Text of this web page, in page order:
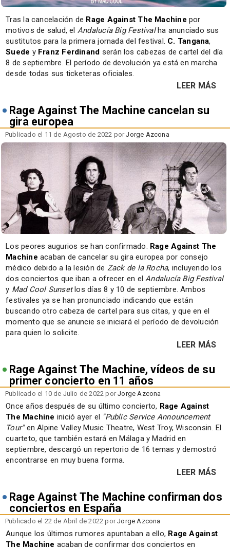
Tras la cancelación de Rage Against The Machine por
motivos de salud, el Andalucía Big Festivalha anunciado sus
sustitutos para la primera jornada del festival. C. Tangana,
Suede y Franz Ferdinand serán los cabezas de cartel del día
8 de septiembre. El período de devolución ya está en marcha
desde todas sus ticketeras oficiales.
LEER MÁS
Rage Against The Machine cancelan su
gira europea
Publicado el 11 de Agosto de 2022 porJorge Azcona
Los peores augurios se han confirmado. Rage Against The
Machine acaban de cancelar su gira europea por consejo
médico debido a la lesión de Zack de la Rocha, incluyendo los
dos conciertos que iban a ofrecer en elAndalucía Big Festival
y Mad Cool Sunsetlos días 8 y 10 de septiembre. Ambos
festivales ya se han pronunciado indicando que están
buscando otro cabeza de cartel para sus citas, y que en el
momento que se anuncie se iniciará el período de devolución
para quien lo solicite.
LEER MÁS
Rage Against The Machine, vídeos de su
primer concierto en 11 años
Publicado el 10 de Julio de 2022 porJorge Azcona
Once años después de su último concierto, Rage Against
The Machine inició ayer el "Public Service Announcement
Tour"en Alpine Valley Music Theatre, West Troy, Wisconsin. El
cuarteto, que también estará en Málaga y Madrid en
septiembre, descargó un repertorio de 16 temas y demostró
encontrarse en muy buena forma.
LEER MÁS
Rage Against The Machine confirman dos
conciertos en España
Publicado el 22 de Abril de 2022 porJorge Azcona
Aunque los últimos rumores apuntaban a ello, Rage Against
The Machine acaban de confirmar dos conciertos en